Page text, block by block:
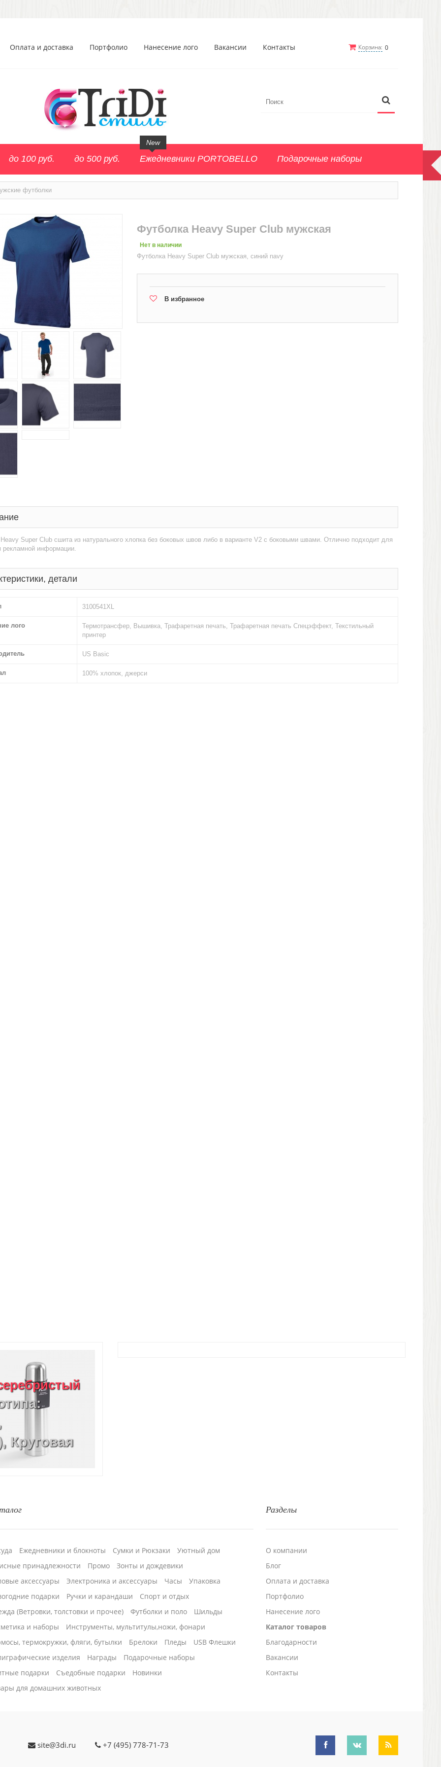
Корзина: 0
Оплата и доставка Портфолио Нанесение лого Вакансии Контакты
до 100 руб. до 500 руб. Ежедневники PORTOBELLO
New
Подарочные наборы
футболки
Футболка Heavy Super Club мужская
Нет в наличии
Футболка Heavy Super Club мужская, синий navy
В избранное
Super Club сшита из натурального хлопка без боковых швов либо в варианте V2 с боковыми швами. Отлично подходит для
рекламной информации.
детали
3100541XL
лого
Термотрансфер, Вышивка, Трафаретная печать, Трафаретная печать Спецэффект, Текстильный
принтер
US Basic
100% хлопок, джерси
Круговая
Разделы
О компании
Блог
Оплата и доставка
Портфолио
Нанесение лого
Каталог товаров
Благодарности
Вакансии
Контакты
Ежедневники и блокноты Сумки и Рюкзаки
Уютный дом
принадлежности
Промо
Зонты и дождевики
аксессуары
Электроника и аксессуары Часы
Упаковка
подарки
Ручки и карандаши
Спорт и отдых
(Ветровки, толстовки и прочее)
Футболки и поло
Шильды
и наборы
Инструменты, мультитулы,ножи, фонари
термокружки, фляги, бутылки
Брелоки Пледы
USB Флешки
изделия
Награды
Подарочные наборы
подарки
Cъедобные подарки
Новинки
для домашних животных
site@3di.ru +7 (495) 778-71-73